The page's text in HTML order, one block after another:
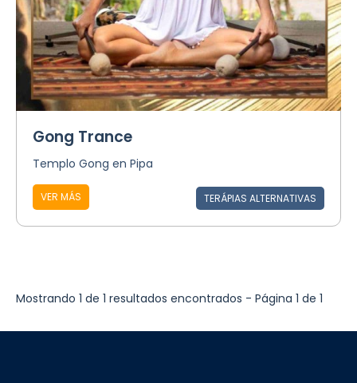
Gong Trance
Templo Gong en Pipa
VER MÁS TERÁPIAS ALTERNATIVAS
Mostrando 1 de 1 resultados encontrados - Página 1 de 1